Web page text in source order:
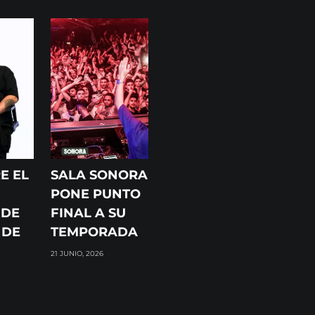
EL
SALA SONORA
PONE PUNTO
FINAL A SU
TEMPORADA
21 JUNIO, 2026